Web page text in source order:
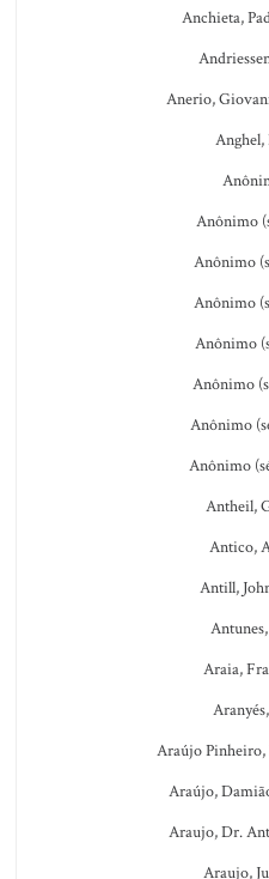
Anchieta,
Anerio,
Anônimo
Anônimo
Anônimo
Anônimo
Anônimo
Anônimo
Anônimo
Antheil,
Antico,
Antill,
Araia,
Araújo Pinheiro,
Araújo,
Araujo, Dr.
Araujo,